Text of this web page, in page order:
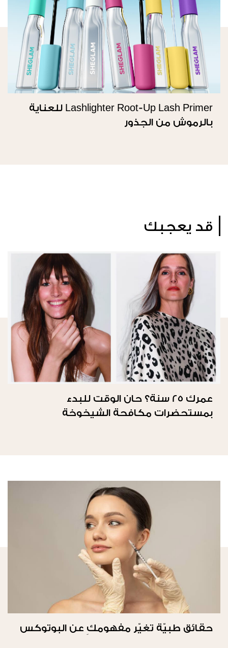
Lashlighter Root-Up Lash Primer للعناية
بالرموش من الجذور
قد يعجبك
عمرك 25 سنة؟ حان الوقت للبدء
بمستحضرات مكافحة الشيخوخة
حقائق طبيّة تغيّر مفهومكِ عن البوتوكس